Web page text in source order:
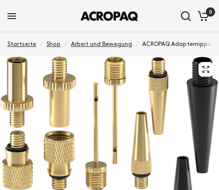
0
Startseite / Shop / Arbeit und Bewegung / ACROPAQ Adapternippel